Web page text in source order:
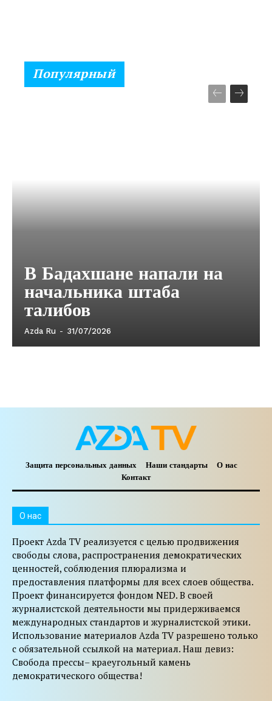
Популярный
В Бадахшане напали на
начальника штаба
талибов
Azda Ru - 31/07/2026
Защита персональных данных Наши стандарты
О нас
Контакт
O нас
Проект Azda TV реализуется с целью продвижения
свободы слова, распространения демократических
ценностей, соблюдения плюрализма и
предоставления платформы для всех слоев общества.
Проект финансируется фондом NED. В своей
журналистской деятельности мы придерживаемся
международных стандартов и журналистской этики.
Использование материалов Azda TV разрешено только
с обязательной ссылкой на материал. Наш девиз:
Свобода прессы– краеугольный камень
демократического общества!